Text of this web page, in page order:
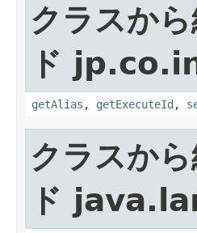
クラスか
ド
getAlias , getExecuteId ,
クラスか
ド